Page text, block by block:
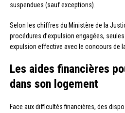
suspendues (sauf exceptions).
Selon les chiffres du Ministère de la
procédures d’expulsion engagées,
expulsion effective avec le concours de
Les aides financières
dans son logement
Face aux difficultés financières, des